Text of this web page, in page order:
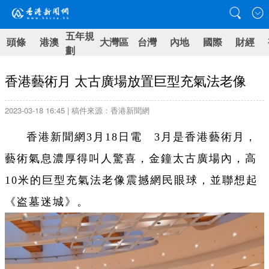
頭條 港澳 五年規
劃
大灣區 台灣 內地 國際 財經
香港藝術月 太古廣場放置巨型充氣法老像
2023-03-18 16:45 | 稿件來源：香港新聞網
香港新聞網3月18日電 3月是香港藝術月，
藝術氣息濃厚得叫人驚喜，金鐘太古廣場內，高
10米的巨型充氣法老像震撼網民眼球，並聯想起
《盗墓迷城》。